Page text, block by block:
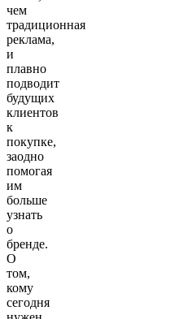
чем
традиционная
реклама,
и
плавно
подводит
будущих
клиентов
к
покупке,
заодно
помогая
им
больше
узнать
о
бренде.
О
том,
кому
сегодня